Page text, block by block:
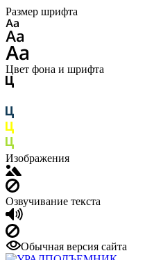
Размер шрифта
Цвет фона и шрифта
Изображения
Озвучивание текста
Обычная версия сайта